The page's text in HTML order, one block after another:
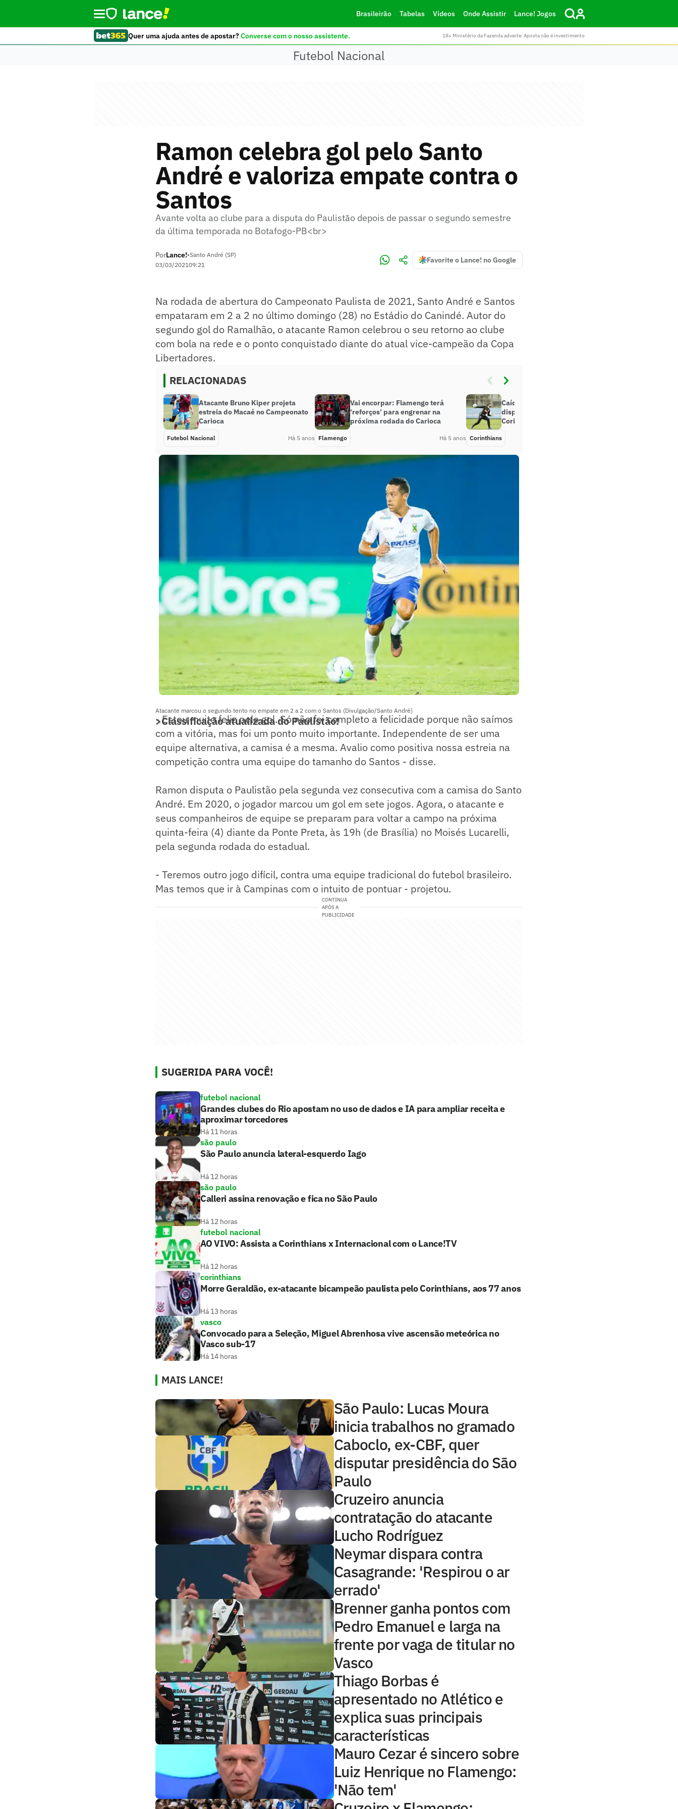
Brasileirão Tabelas Vídeos Onde Assistir Lance! Jogos
Quer uma ajuda antes de apostar?Converse com o nosso assistente. 18+ Ministério da Fazenda adverte: Aposta não é investimento
Futebol Nacional
Ramon celebra gol pelo Santo
André e valoriza empate contra o
Santos
Avante volta ao clube para a disputa do Paulistão depois de passar o segundo semestre
da última temporada no Botafogo-PB<br>
PorLance!•Santo André (SP)
03/03/202109:21
Favorite o Lance! no Google
Na rodada de abertura do Campeonato Paulista de 2021, Santo André e Santos
empataram em 2 a 2 no último domingo (28) no Estádio do Canindé. Autor do
segundo gol do Ramalhão, o atacante Ramon celebrou o seu retorno ao clube
com bola na rede e o ponto conquistado diante do atual vice-campeão da Copa
Libertadores.
RELACIONADAS
Atacante Bruno Kiper projeta
estreia do Macaé no Campeonato
Carioca
Futebol Nacional Há 5 anos
Vai encorpar: Flamengo terá
‘reforços’ para engrenar na
próxima rodada do Carioca
Flamengo Há 5 anos
Caíque França e Matheus Donelli
disputam vaga no gol do
Corinthians
Corinthians
Atacante marcou o segundo tento no empate em 2 a 2 com o Santos (Divulgação/Santo André)
>Classificação atualizada do Paulistão!
- Estou muito feliz pelo gol. Só não foi completo a felicidade porque não saímos
com a vitória, mas foi um ponto muito importante. Independente de ser uma
equipe alternativa, a camisa é a mesma. Avalio como positiva nossa estreia na
competição contra uma equipe do tamanho do Santos - disse.
Ramon disputa o Paulistão pela segunda vez consecutiva com a camisa do Santo
André. Em 2020, o jogador marcou um gol em sete jogos. Agora, o atacante e
seus companheiros de equipe se preparam para voltar a campo na próxima
quinta-feira (4) diante da Ponte Preta, às 19h (de Brasília) no Moisés Lucarelli,
pela segunda rodada do estadual.
- Teremos outro jogo difícil, contra uma equipe tradicional do futebol brasileiro.
Mas temos que ir à Campinas com o intuito de pontuar - projetou.
CONTINUA
APÓS A
PUBLICIDADE
SUGERIDA PARA VOCÊ!
futebol nacional
Grandes clubes do Rio apostam no uso de dados e IA para ampliar receita e
aproximar torcedores
Há 11 horas
são paulo
São Paulo anuncia lateral-esquerdo Iago
Há 12 horas
são paulo
Calleri assina renovação e fica no São Paulo
Há 12 horas
futebol nacional
AO VIVO: Assista a Corinthians x Internacional com o Lance!TV
Há 12 horas
corinthians
Morre Geraldão, ex-atacante bicampeão paulista pelo Corinthians, aos 77 anos
Há 13 horas
vasco
Convocado para a Seleção, Miguel Abrenhosa vive ascensão meteórica no
Vasco sub-17
Há 14 horas
MAIS LANCE!
São Paulo: Lucas Moura
inicia trabalhos no gramado
Caboclo, ex-CBF, quer
disputar presidência do São
Paulo
Cruzeiro anuncia
contratação do atacante
Lucho Rodríguez
Neymar dispara contra
Casagrande: 'Respirou o ar
errado'
Brenner ganha pontos com
Pedro Emanuel e larga na
frente por vaga de titular no
Vasco
Thiago Borbas é
apresentado no Atlético e
explica suas principais
características
Mauro Cezar é sincero sobre
Luiz Henrique no Flamengo:
'Não tem'